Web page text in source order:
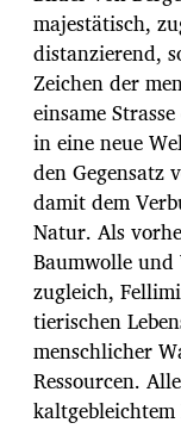
majestätisch,
distanzierend,
Zeichen der
einsame
in eine neue
den Gegensatz
damit dem
Natur. Als
Baumwolle
zugleich,
tierischen
menschlicher
Ressourcen.